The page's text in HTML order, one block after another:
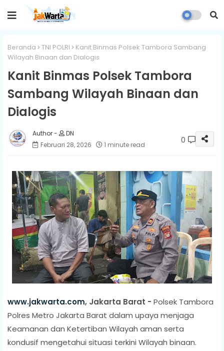
Beranda TNI POLRI
Kanit Binmas Polsek Tambora Sambang
Wilayah Binaan dan Dialogis
Kanit Binmas Polsek Tambora
Sambang Wilayah Binaan dan
Dialogis
DN
Februari 28, 2026
1 minute read 0
www.jakwarta.com, Jakarta Barat - Polsek Tambora
Polres Metro Jakarta Barat dalam upaya menjaga
Keamanan dan Ketertiban Wilayah aman serta
kondusif mengetahui situasi terkini Wilayah binaan.